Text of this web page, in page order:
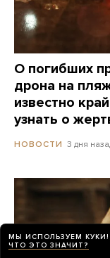
О погибших
дрона на
известно
узнать о
НОВОСТИ 3 дня
МЫ ИСПОЛЬЗУЕМ КУКИ!
ЧТО ЭТО ЗНАЧИТ?